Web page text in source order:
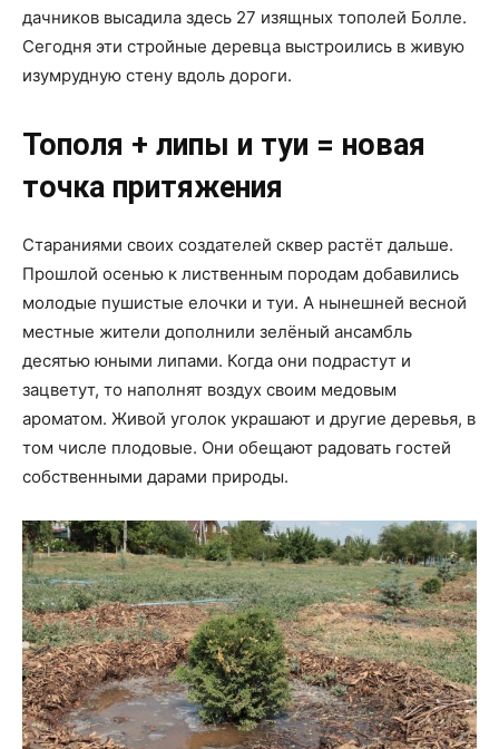
дачников высадила здесь 27 изящных тополей Болле.
Сегодня эти стройные деревца выстроились в живую
изумрудную стену вдоль дороги.
Тополя + липы и туи = новая
точка притяжения
Стараниями своих создателей сквер растёт дальше.
Прошлой осенью к лиственным породам добавились
молодые пушистые елочки и туи. А нынешней весной
местные жители дополнили зелёный ансамбль
десятью юными липами. Когда они подрастут и
зацветут, то наполнят воздух своим медовым
ароматом. Живой уголок украшают и другие деревья, в
том числе плодовые. Они обещают радовать гостей
собственными дарами природы.